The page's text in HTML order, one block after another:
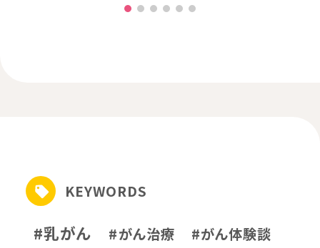
KEYWORDS
#乳がん #がん治療
#がん体験談